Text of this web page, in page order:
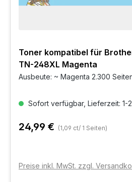
Toner kompatibel für
TN-248XL Magenta
Ausbeute: ~ Magenta 2.300
Sofort verfügbar, Lieferzeit: 1-
24,99 € (1,09 ct/ 1 Seiten)
Preise inkl. MwSt. zzgl.